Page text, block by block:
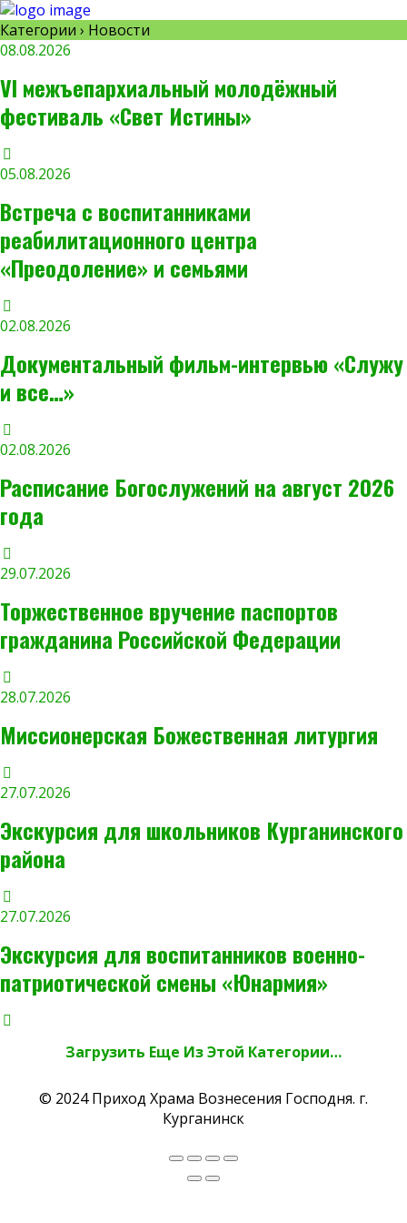
Категории › Новости
08.08.2026
VI межъепархиальный молодёжный
фестиваль «Свет Истины»
05.08.2026
Встреча с воспитанниками
реабилитационного центра
«Преодоление» и семьями
02.08.2026
Документальный фильм-интервью «Служу
и все…»
02.08.2026
Расписание Богослужений на август 2026
года
29.07.2026
Торжественное вручение паспортов
гражданина Российской Федерации
28.07.2026
Миссионерская Божественная литургия
27.07.2026
Экскурсия для школьников Курганинского
района
27.07.2026
Экскурсия для воспитанников военно-
патриотической смены «Юнармия»
Загрузить Еще Из Этой Категории…
© 2024 Приход Храма Вознесения Господня. г.
Курганинск